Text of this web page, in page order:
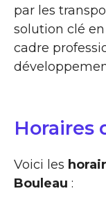
par les
solution clé
cadre
Horaires
Voici les
Bouleau :